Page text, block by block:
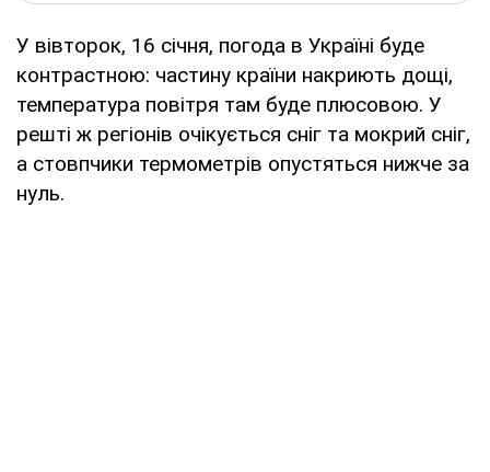
У вівторок, 16 січня, погода в Україні буде
контрастною: частину країни накриють дощі,
температура повітря там буде плюсовою. У
решті ж регіонів очікується сніг та мокрий сніг,
а стовпчики термометрів опустяться нижче за
нуль.